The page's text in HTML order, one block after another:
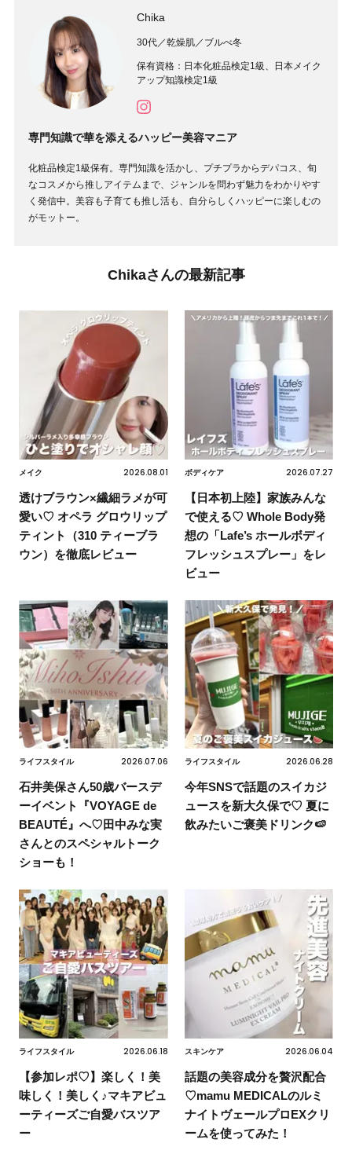
Chika
30代／乾燥肌／ブルべ冬
保有資格：日本化粧品検定1級、日本メイク
アップ知識検定1級
専門知識で華を添えるハッピー美容マニア
化粧品検定1級保有。専門知識を活かし、プチプラからデパコス、旬
なコスメから推しアイテムまで、ジャンルを問わず魅力をわかりやす
く発信中。美容も子育ても推し活も、自分らしくハッピーに楽しむの
がモットー。
Chikaさんの最新記事
メイク 2026.08.01
透けブラウン×繊細ラメが可
愛い♡ オペラ グロウリップ
ティント（310 ティーブラ
ウン）を徹底レビュー
ボディケア 2026.07.27
【日本初上陸】家族みんな
で使える♡ Whole Body発
想の「Lafe’s ホールボディ
フレッシュスプレー」をレ
ビュー
ライフスタイル 2026.07.06
石井美保さん50歳バースデ
ーイベント『VOYAGE de
BEAUTÉ』へ♡田中みな実
さんとのスペシャルトーク
ショーも！
ライフスタイル 2026.06.28
今年SNSで話題のスイカジ
ュースを新大久保で♡ 夏に
飲みたいご褒美ドリンク🍉
ライフスタイル 2026.06.18
【参加レポ♡】楽しく！美
味しく！美しく♪マキアビュ
ーティーズご自愛バスツア
ー
スキンケア 2026.06.04
話題の美容成分を贅沢配合
♡mamu MEDICALのルミ
ナイトヴェールプロEXクリ
ームを使ってみた！